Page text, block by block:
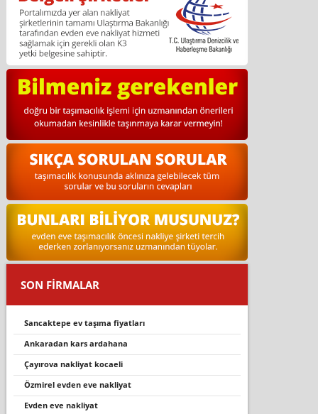
SON FİRMALAR
sancaktepe ev taşıma fiyatları
ankaradan kars ardahana
çayırova nakliyat kocaeli
özmi̇rel evden eve nakli̇yat
evden eve nakliyat